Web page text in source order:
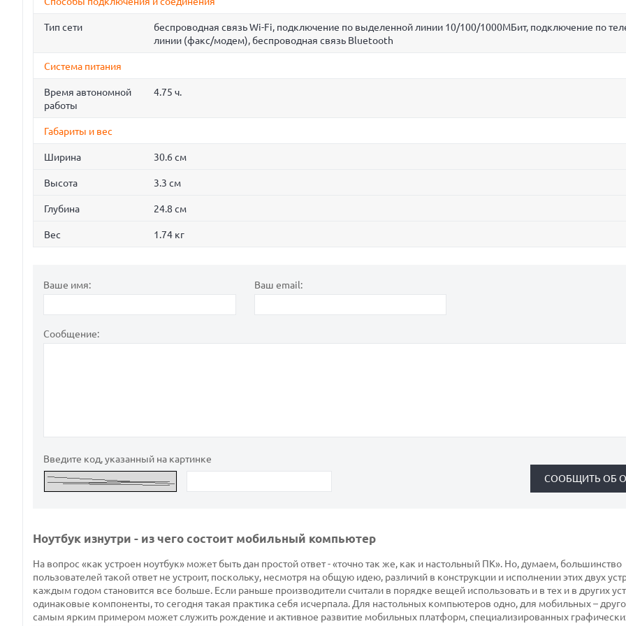
Тип сети
беспроводная связь Wi-Fi, подключение по выделенной линии 10/100/1000МБит, подключение по
линии (факс/модем), беспроводная связь Bluetooth
Система питания
Время автономной
работы
4.75 ч.
Габариты и вес
Ширина 30.6 см
Высота 3.3 см
Глубина 24.8 см
Вес 1.74 кг
Ваше имя: Ваш email:
Сообщение:
Введите код, указанный на картинке
Ноутбук изнутри - из чего состоит мобильный компьютер
На вопрос «как устроен ноутбук» может быть дан простой ответ - «точно так же, как и настольный ПК». Но, думаем, большинство
пользователей такой ответ не устроит, поскольку, несмотря на общую идею, различий в конструкции и исполнении этих двух
каждым годом становится все больше. Если раньше производители считали в порядке вещей использовать и в тех и в других
одинаковые компоненты, то сегодня такая практика себя исчерпала. Для настольных компьютеров одно, для мобильных –
самым ярким примером может служить рождение и активное развитие мобильных платформ, специализированных